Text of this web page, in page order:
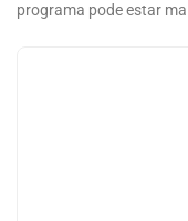
programa pode estar